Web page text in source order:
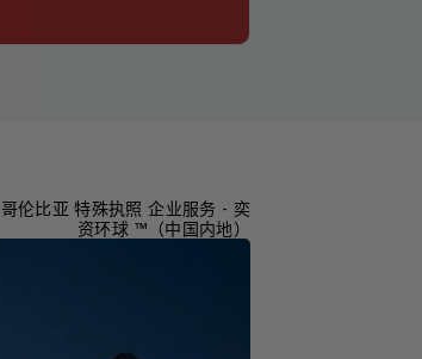
哥伦比亚 特殊执照 企业服务 - 奕
资环球 ™（中国内地）